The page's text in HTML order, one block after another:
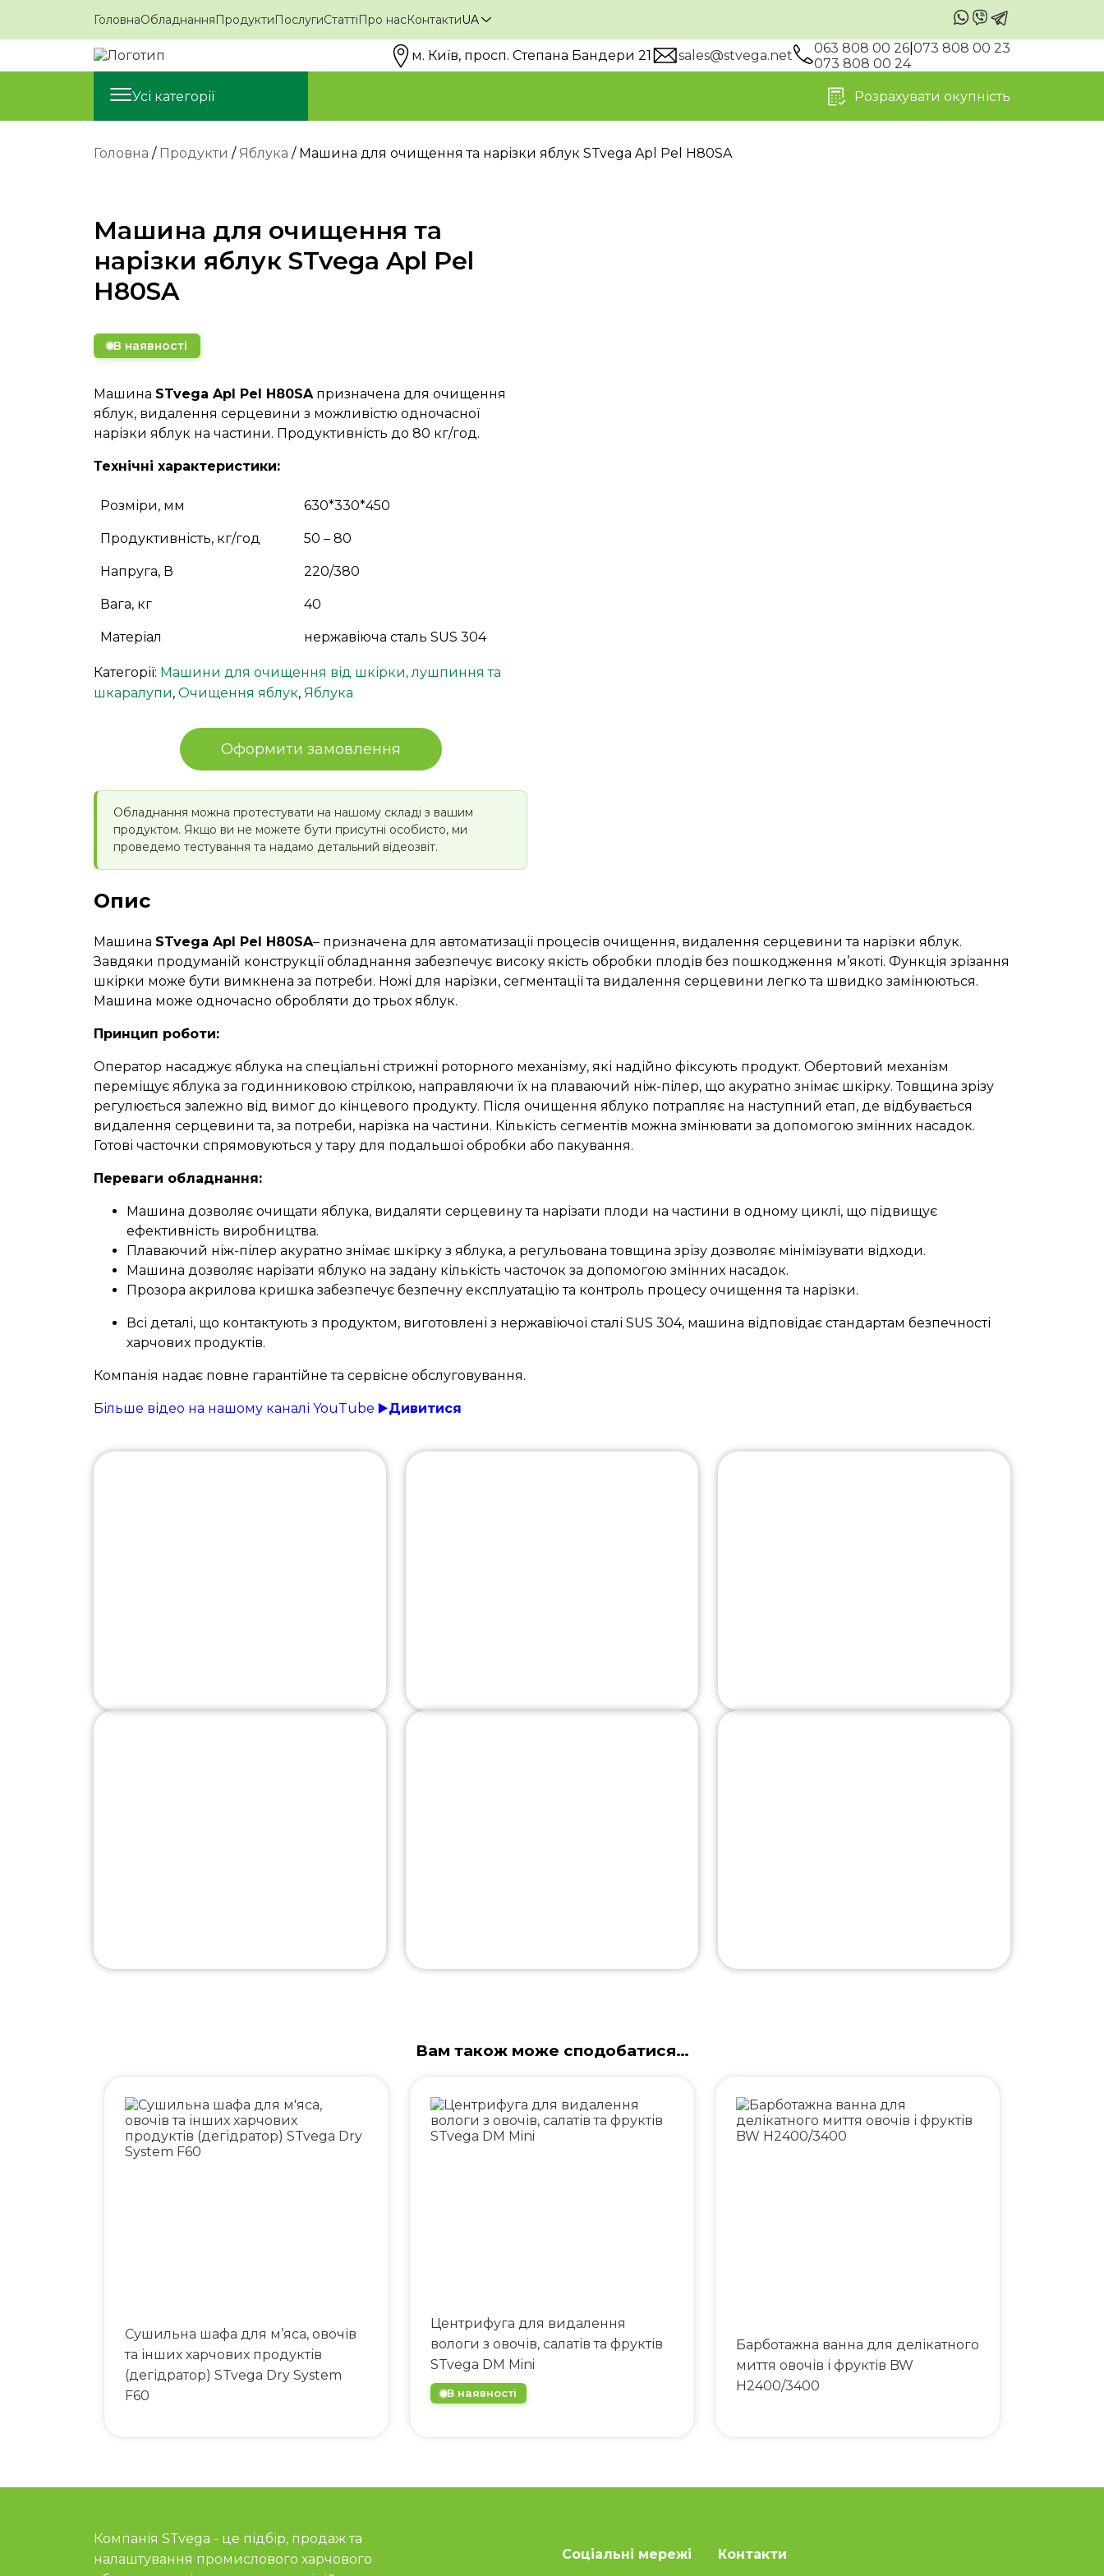
ГоловнаОбладнанняПродуктиПослугиСтаттіПро насКонтактиUA
м. Київ, просп. Степана Бандери 21 sales@stvega.net 063 808 00 26 073 808 00 23
073 808 00 24
Усі категорії Розрахувати окупність
Головна / Продукти / Яблука / Машина для очищення та нарізки яблук STvega Apl Pel H80SA
Машина для очищення та
нарізки яблук STvega Apl Pel
H80SA
В наявності
Машина STvega Apl Pel H80SAпризначена для очищення
яблук, видалення серцевини з можливістю одночасної
нарізки яблук на частини. Продуктивність до 80 кг/год.
Технічні характеристики:
Розміри, мм 630*330*450
Продуктивність, кг/год 50 – 80
Напруга, В 220/380
Вага, кг 40
Матеріал нержавіюча сталь SUS 304
Категорії: Машини для очищення від шкірки, лушпиння та
шкаралупи, Очищення яблук, Яблука
Оформити замовлення
Обладнання можна протестувати на нашому складі з вашим
продуктом. Якщо ви не можете бути присутні особисто, ми
проведемо тестування та надамо детальний відеозвіт.
Опис
Машина STvega Apl Pel H80SA– призначена для автоматизації процесів очищення, видалення серцевини та нарізки яблук.
Завдяки продуманій конструкції обладнання забезпечує високу якість обробки плодів без пошкодження м’якоті. Функція зрізання
шкірки може бути вимкнена за потреби. Ножі для нарізки, сегментації та видалення серцевини легко та швидко замінюються.
Машина може одночасно обробляти до трьох яблук.
Принцип роботи:
Оператор насаджує яблука на спеціальні стрижні роторного механізму, які надійно фіксують продукт. Обертовий механізм
переміщує яблука за годинниковою стрілкою, направляючи їх на плаваючий ніж-пілер, що акуратно знімає шкірку. Товщина зрізу
регулюється залежно від вимог до кінцевого продукту. Після очищення яблуко потрапляє на наступний етап, де відбувається
видалення серцевини та, за потреби, нарізка на частини. Кількість сегментів можна змінювати за допомогою змінних насадок.
Готові часточки спрямовуються у тару для подальшої обробки або пакування.
Переваги обладнання:
Машина дозволяє очищати яблука, видаляти серцевину та нарізати плоди на частини в одному циклі, що підвищує
ефективність виробництва.
Плаваючий ніж-пілер акуратно знімає шкірку з яблука, а регульована товщина зрізу дозволяє мінімізувати відходи.
Машина дозволяє нарізати яблуко на задану кількість часточок за допомогою змінних насадок.
Прозора акрилова кришка забезпечує безпечну експлуатацію та контроль процесу очищення та нарізки.
Всі деталі, що контактують з продуктом, виготовлені з нержавіючої сталі SUS 304, машина відповідає стандартам безпечності
харчових продуктів.
Компанія надає повне гарантійне та сервісне обслуговування.
Більше відео на нашому каналі YouTube ▶️Дивитися
Вам також може сподобатися…
Сушильна шафа для м’яса, овочів
та інших харчових продуктів
(дегідратор) STvega Dry System
F60
Центрифуга для видалення
вологи з овочів, салатів та фруктів
STvega DM Mini
В наявності
Барботажна ванна для делікатного
миття овочів і фруктів BW
H2400/3400
Компанія STvega - це підбір, продаж та
налаштування промислового харчового
Соціальні мережі Контакти